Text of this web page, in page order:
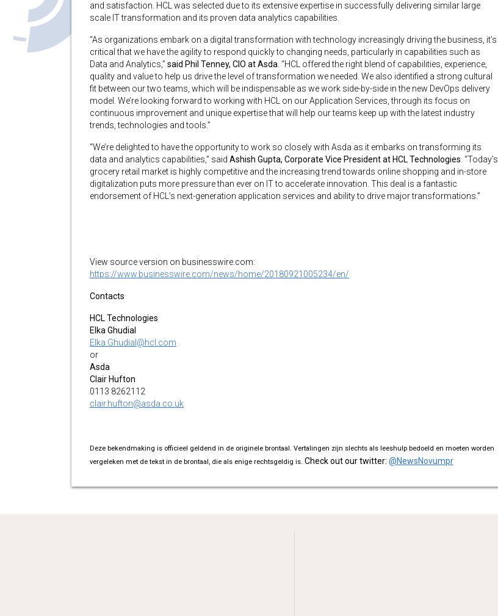
and satisfaction. HCL was selected due to its extensive expertise in successfully delivering similar large
scale IT transformation and its proven data analytics capabilities.
“As organizations embark on a digital transformation with technology increasingly driving the business, it’s
critical that we have the agility to respond quickly to changing needs, particularly in capabilities such as
Data and Analytics,” said Phil Tenney, CIO at Asda “HCL offered the right blend of capabilities, experience,
quality and value to help us drive the level of transformation we needed. We also identified a strong cultural
fit between our two teams, which will be indispensable as we work side-by-side in the new DevOps delivery
model. We’re looking forward to working with HCL on our Application Services, through its focus on
continuous improvement and unique expertise that will help our teams keep up with the latest industry
trends, technologies and tools.”
“We’re delighted to have the opportunity to work so closely with Asda as it embarks on transforming its
data and analytics capabilities,” said Ashish Gupta, Corporate Vice President at HCL Technologies . “Today’s
grocery retail market is highly competitive and the increasing trend towards online shopping and in-store
digitalization puts more pressure than ever on IT to accelerate innovation. This deal is a fantastic
endorsement of HCL’s next-generation application services and ability to drive major transformations.”
View source version on businesswire.com:
https://www.businesswire.com/news/home/20180921005234/en/
Contacts
HCL Technologies
Elka Ghudial
Elka.Ghudial@hcl.com
or
Asda
Clair Hufton
0113 8262112
clair.hufton@asda.co.uk
Deze bekendmaking is officieel geldend in de originele brontaal. Vertalingen zijn slechts als leeshulp bedoeld en moeten worden
vergeleken met de tekst in de brontaal, die als enige rechtsgeldig is. Check out our twitter: @NewsNovumpr